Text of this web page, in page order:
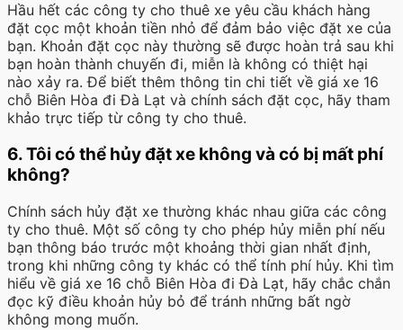
Hầu hết các công ty cho thuê xe yêu cầu khách hàng
đặt cọc một khoản tiền nhỏ để đảm bảo việc đặt xe của
bạn. Khoản đặt cọc này thường sẽ được hoàn trả sau khi
bạn hoàn thành chuyến đi, miễn là không có thiệt hại
nào xảy ra. Để biết thêm thông tin chi tiết về giá xe 16
chỗ Biên Hòa đi Đà Lạt và chính sách đặt cọc, hãy tham
khảo trực tiếp từ công ty cho thuê.
6. Tôi có thể hủy đặt xe không và có bị mất phí
không?
Chính sách hủy đặt xe thường khác nhau giữa các công
ty cho thuê. Một số công ty cho phép hủy miễn phí nếu
bạn thông báo trước một khoảng thời gian nhất định,
trong khi những công ty khác có thể tính phí hủy. Khi tìm
hiểu về giá xe 16 chỗ Biên Hòa đi Đà Lạt, hãy chắc chắn
đọc kỹ điều khoản hủy bỏ để tránh những bất ngờ
không mong muốn.